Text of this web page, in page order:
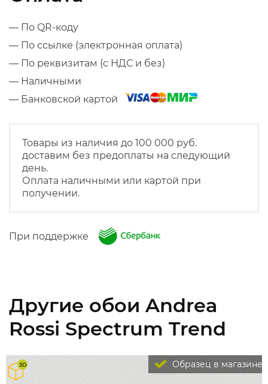
— По QR-коду
— По ссылке (электронная оплата)
— По реквизитам (с НДС и без)
— Наличными
— Банковской картой
Товары из наличия до 100 000 руб.
доставим без предоплаты на следующий
день.
Оплата наличными или картой при
получении.
При поддержке
Другие обои Andrea
Rossi Spectrum Trend
Образец в магазине